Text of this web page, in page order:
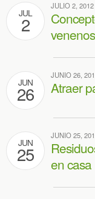
JUL
2
JULIO 2, 2012
JUN
26
JUNIO 26,
Atraer
JUN
25
JUNIO 25,
en casa